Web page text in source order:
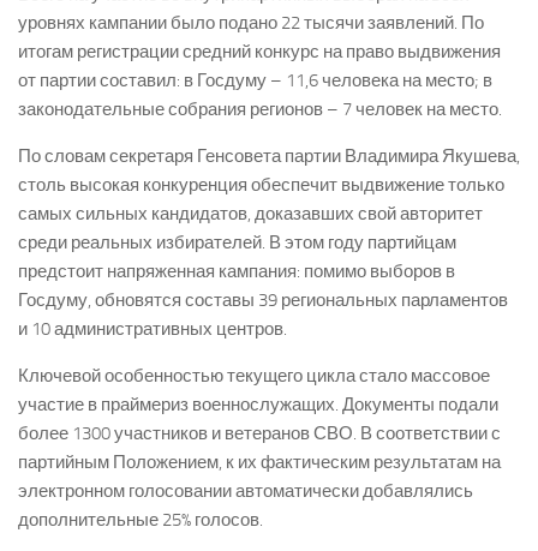
уровнях кампании было подано 22 тысячи заявлений. По
итогам регистрации средний конкурс на право выдвижения
от партии составил: в Госдуму – 11,6 человека на место; в
законодательные собрания регионов – 7 человек на место.
По словам секретаря Генсовета партии Владимира Якушева,
столь высокая конкуренция обеспечит выдвижение только
самых сильных кандидатов, доказавших свой авторитет
среди реальных избирателей. В этом году партийцам
предстоит напряженная кампания: помимо выборов в
Госдуму, обновятся составы 39 региональных парламентов
и 10 административных центров.
Ключевой особенностью текущего цикла стало массовое
участие в праймериз военнослужащих. Документы подали
более 1300 участников и ветеранов СВО. В соответствии с
партийным Положением, к их фактическим результатам на
электронном голосовании автоматически добавлялись
дополнительные 25% голосов.